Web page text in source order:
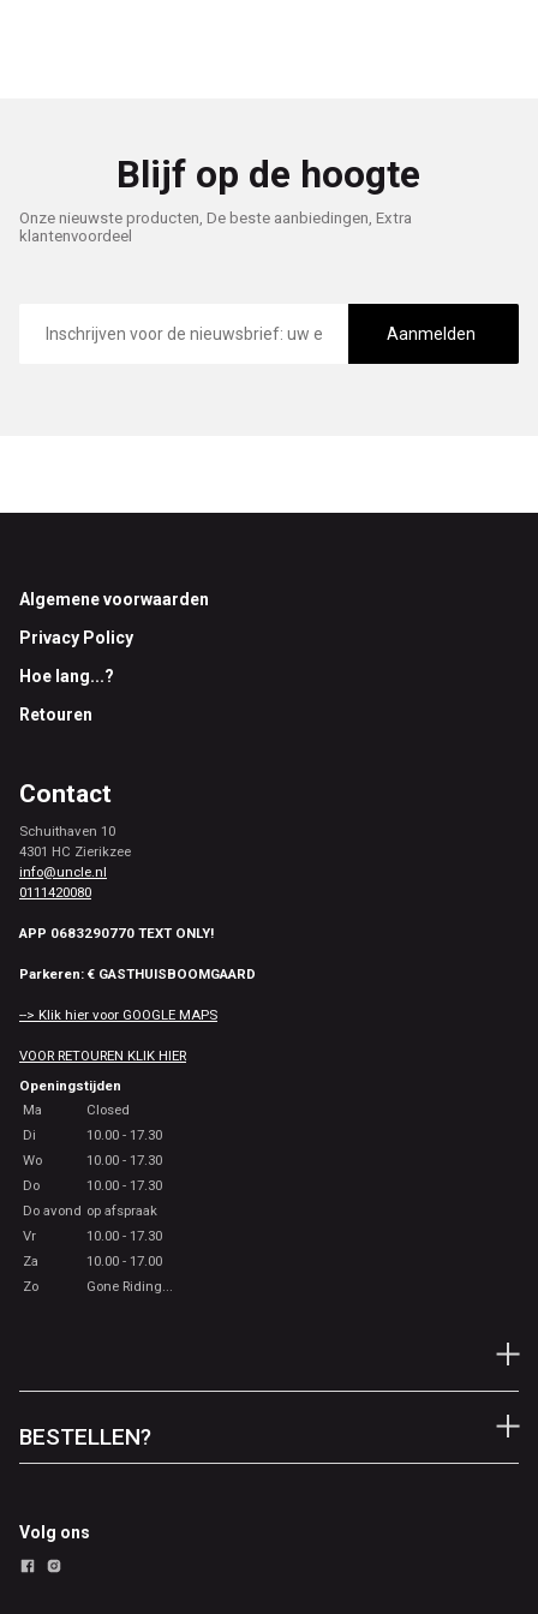
Blijf op de hoogte
Onze nieuwste producten, De beste aanbiedingen, Extra
klantenvoordeel
mailadres
Aanmelden
Footer
Algemene voorwaarden
Privacy Policy
Hoe lang...?
Retouren
Contact
Schuithaven 10
4301 HC Zierikzee
info@uncle.nl
0111420080
APP 0683290770 TEXT ONLY!
Parkeren: € GASTHUISBOOMGAARD
--> Klik hier voor GOOGLE MAPS
VOOR RETOUREN KLIK HIER
Openingstijden
Ma
Closed
Di
10.00 - 17.30
Wo
10.00 - 17.30
Do
10.00 - 17.30
Do avond op afspraak
Vr
10.00 - 17.30
Za
10.00 - 17.00
Zo
Gone Riding...
BESTELLEN?
Volg ons